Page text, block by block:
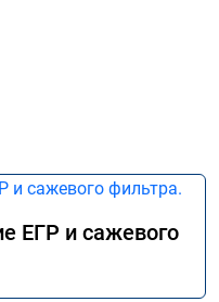
ЕГР и сажевого